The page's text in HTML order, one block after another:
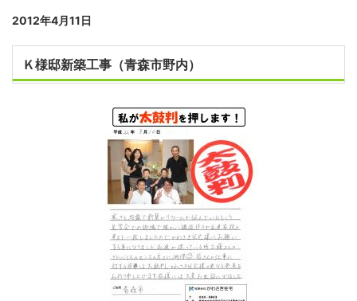
2012年4月11日
Ｋ様邸新築工事（青森市野内）